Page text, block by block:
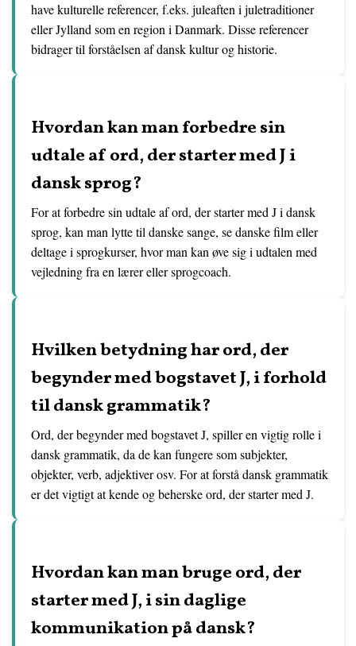
have kulturelle referencer, f.eks. juleaften i juletraditioner
eller Jylland som en region i Danmark. Disse referencer
bidrager til forståelsen af dansk kultur og historie.
Hvordan kan man forbedre sin
udtale af ord, der starter med J i
dansk sprog?
For at forbedre sin udtale af ord, der starter med J i dansk
sprog, kan man lytte til danske sange, se danske film eller
deltage i sprogkurser, hvor man kan øve sig i udtalen med
vejledning fra en lærer eller sprogcoach.
Hvilken betydning har ord, der
begynder med bogstavet J, i forhold
til dansk grammatik?
Ord, der begynder med bogstavet J, spiller en vigtig rolle i
dansk grammatik, da de kan fungere som subjekter,
objekter, verb, adjektiver osv. For at forstå dansk grammatik
er det vigtigt at kende og beherske ord, der starter med J.
Hvordan kan man bruge ord, der
starter med J, i sin daglige
kommunikation på dansk?